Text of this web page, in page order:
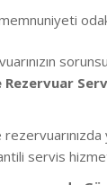
Rezervuar
servis